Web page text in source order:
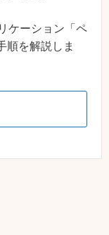
ケーション「ペ
順を解説しま